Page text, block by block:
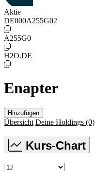
Aktie
DE000A255G02
A255G0
H2O.DE
Enapter
Hinzufügen
Übersicht Deine Holdings (0)
Kurs-Chart